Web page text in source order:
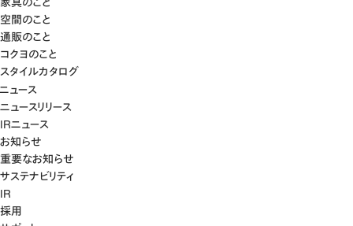
空間のこと
通販のこと
コクヨのこと
スタイルカタログ
ニュース
ニュースリリース
IRニュース
お知らせ
重要なお知らせ
サステナビリティ
IR
採用